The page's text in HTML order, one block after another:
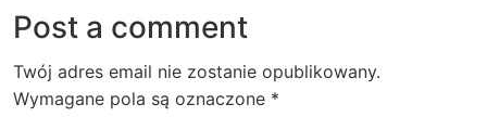
Post a comment
Twój adres email nie zostanie opublikowany.
Wymagane pola są oznaczone *